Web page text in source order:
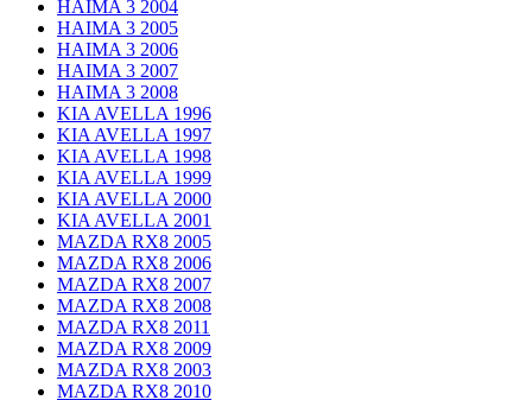
HAIMA 3 2004
HAIMA 3 2005
HAIMA 3 2006
HAIMA 3 2007
HAIMA 3 2008
KIA AVELLA 1996
KIA AVELLA 1997
KIA AVELLA 1998
KIA AVELLA 1999
KIA AVELLA 2000
KIA AVELLA 2001
MAZDA RX8 2005
MAZDA RX8 2006
MAZDA RX8 2007
MAZDA RX8 2008
MAZDA RX8 2011
MAZDA RX8 2009
MAZDA RX8 2003
MAZDA RX8 2010